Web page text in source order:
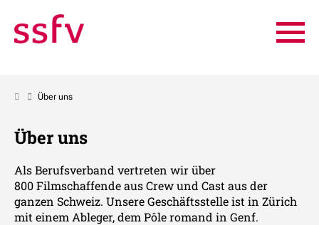
Über uns
Über uns
Als Berufsverband vertreten wir über
800 Filmschaffende aus Crew und Cast aus der
ganzen Schweiz. Unsere Geschäftsstelle ist in Zürich
mit einem Ableger, dem Pôle romand in Genf.